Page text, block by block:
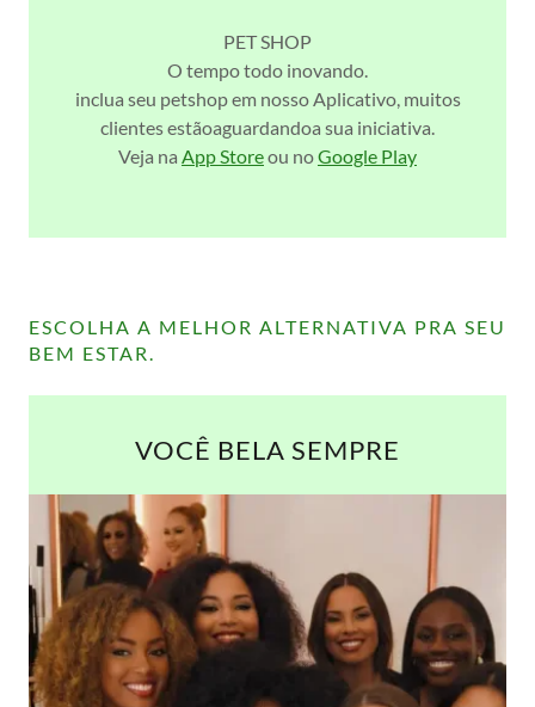
PET SHOP
O tempo todo inovando.
inclua seu petshop em nosso Aplicativo, muitos
clientes estãoaguardandoa sua iniciativa.
Veja na App Storeou noGoogle Play
ESCOLHA A MELHOR ALTERNATIVA PRA SEU
BEM ESTAR.
VOCÊ BELA SEMPRE